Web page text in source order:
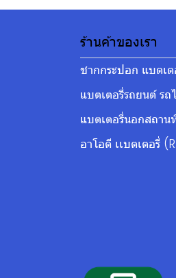
ร้านค้าของเรา
ชากกระปอก แบตเ
แบตเตอรี่รถยนต์ ร
แบตเตอรี่นอกสถา
อาโอดี เเบตเตอรี่